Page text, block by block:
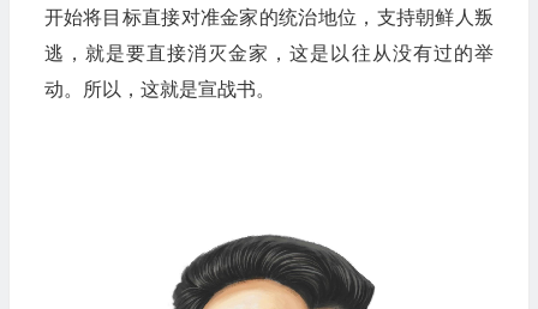
开始将目标直接对准金家的统治地位，支持朝鲜人叛
逃，就是要直接消灭金家，这是以往从没有过的举
动。所以，这就是宣战书。